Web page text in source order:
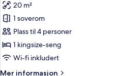
bildene
av
Rom
–
superior,
20 m²
1 soverom
Plass til 4 personer
1 kingsize-seng
Wi-fi inkludert
Mer informasjon
Mer